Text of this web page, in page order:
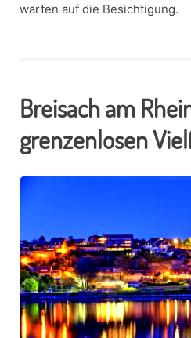
warten auf die Besichtigung.
Breisach am
grenzenlosen